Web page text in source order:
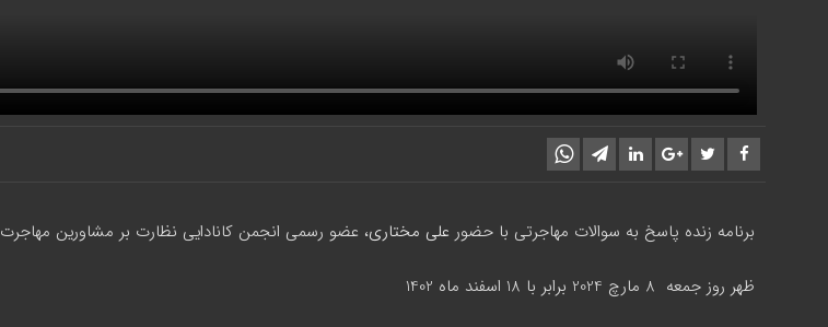
برنامه زنده پاسخ به سوالات مهاجرتی با حضور علی مختاری، عضو رسمی انجمن کانادایی نظارت بر مشاورین مهاجرت ICCRC و نیز عضو کانون وکلای دادگستری تهران،
ظهر روز جمعه 8 مارچ 2024 برابر با 18 اسفند ماه 1402